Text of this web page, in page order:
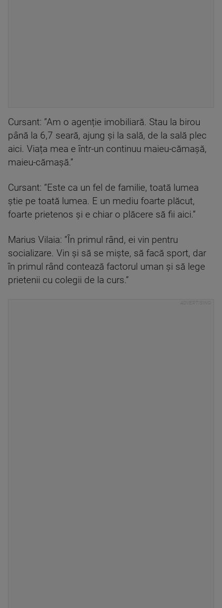
Cursant: ”Am o agenție imobiliară. Stau la birou
până la 6,7 seară, ajung și la sală, de la sală plec
aici. Viața mea e într-un continuu maieu-cămașă,
maieu-cămașă.”
Cursant: ”Este ca un fel de familie, toată lumea
știe pe toată lumea. E un mediu foarte plăcut,
foarte prietenos și e chiar o plăcere să fii aici.”
Marius Vilaia: ”În primul rând, ei vin pentru
socializare. Vin și să se miște, să facă sport, dar
în primul rând contează factorul uman și să lege
prietenii cu colegii de la curs.”